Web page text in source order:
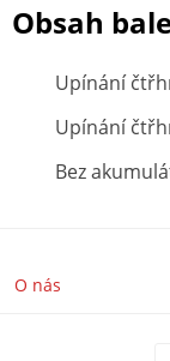
Obsah
Upínání
Upínání
Bez
O nás